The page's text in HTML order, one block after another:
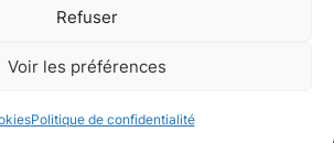
Refuser
Voir les préférences
Politique de confidentialité
réalisation :Plate